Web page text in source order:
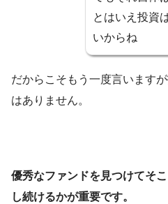
とはいえ投資
いからね
だからこそもう一度言います
はありません。
優秀なファンドを見つけてそ
し続けるかが重要です。